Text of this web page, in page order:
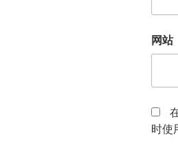
网站
时使